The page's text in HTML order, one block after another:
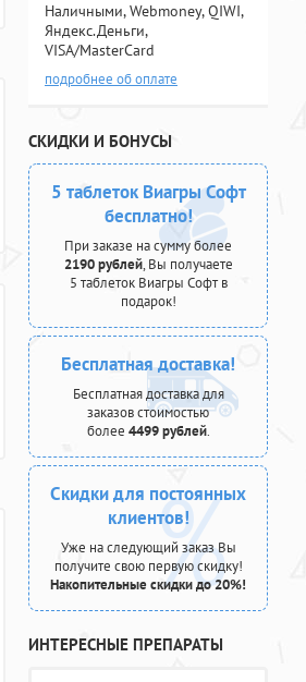
Наличными, Webmoney, QIWI,
Яндекс.Деньги,
VISA/MasterCard
подробнее об оплате
СКИДКИ И БОНУСЫ
5 таблеток Виагры Софт
бесплатно!
При заказе на сумму более
2190 рублей, Вы получаете
5 таблеток Виагры Софт в
подарок!
Бесплатная доставка!
Бесплатная доставка для
заказов стоимостью
более 4499 рублей.
Скидки для постоянных
клиентов!
Уже на следующий заказ Вы
получите свою первую скидку!
Накопительные скидки до 20%!
ИНТЕРЕСНЫЕ ПРЕПАРАТЫ